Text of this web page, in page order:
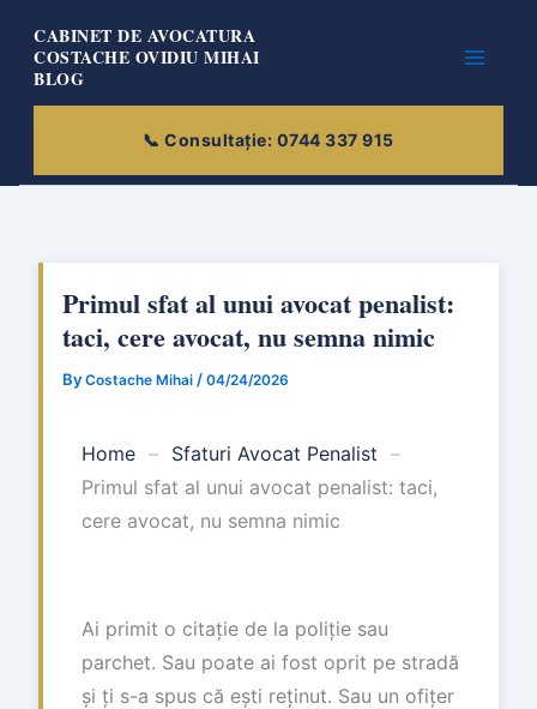
content
CABINET DE AVOCATURA
COSTACHE OVIDIU MIHAI
BLOG
Primul sfat al unui avocat penalist:
taci, cere avocat, nu semna nimic
By Costache Mihai / 04/24/2026
Home – Sfaturi Avocat Penalist –
Primul sfat al unui avocat penalist: taci,
cere avocat, nu semna nimic
Ai primit o citație de la poliție sau
parchet. Sau poate ai fost oprit pe stradă
și ți s-a spus că ești reținut. Sau un ofițer